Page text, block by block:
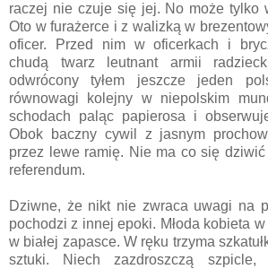
raczej nie czuje się jej. No może tylko
Oto w furażerce i z walizką w
oficer. Przed nim w oficerkach i
chudą twarz leutnant armii
odwrócony tyłem jeszcze jeden
równowagi kolejny w niepolskim
schodach paląc papierosa i
Obok baczny cywil z jasnym
przez lewe ramię. Nie ma co się
referendum.
Dziwne, że nikt nie zwraca uwagi na
pochodzi z innej epoki. Młoda kobieta
w białej zapasce. W ręku trzyma
sztuki. Niech zazdroszczą